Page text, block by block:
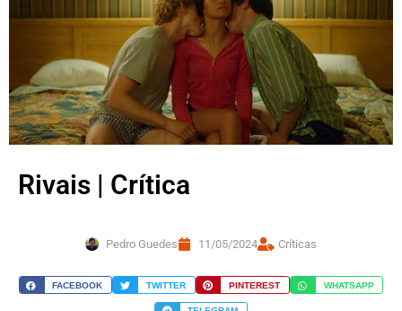
Rivais | Crítica
Pedro Guedes 11/05/2024 Críticas
FACEBOOK TWITTER PINTEREST WHATSAPP